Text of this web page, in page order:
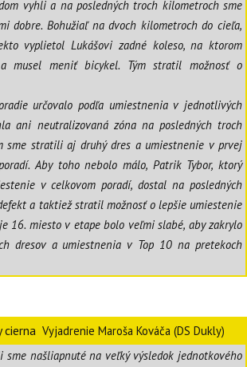
vyhli a na posledných troch kilometroch sme
dobre. Bohužiaľ na dvoch kilometroch do cieľa,
vyplietol Lukášovi zadné koleso, na ktorom
musel meniť bicykel. Tým stratil možnosť o
určovalo podľa umiestnenia v jednotlivých
ani neutralizovaná zóna na posledných troch
sme stratili aj druhý dres a umiestnenie v prvej
Aby toho nebolo málo, Patrik Tybor, ktorý
v celkovom poradí, dostal na posledných
a taktiež stratil možnosť o lepšie umiestenie
16. miesto v etape bolo veľmi slabé, aby zakrylo
dresov a umiestnenia v Top 10 na pretekoch
Vyjadrenie Maroša Kováča (DS Dukly)
sme našliapnuté na veľký výsledok jednotkového